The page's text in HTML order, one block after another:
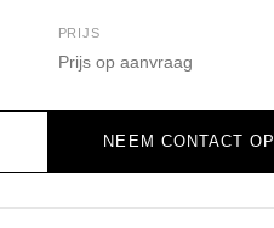
PRIJS
Prijs op aanvraag
NEEM CONTACT OP